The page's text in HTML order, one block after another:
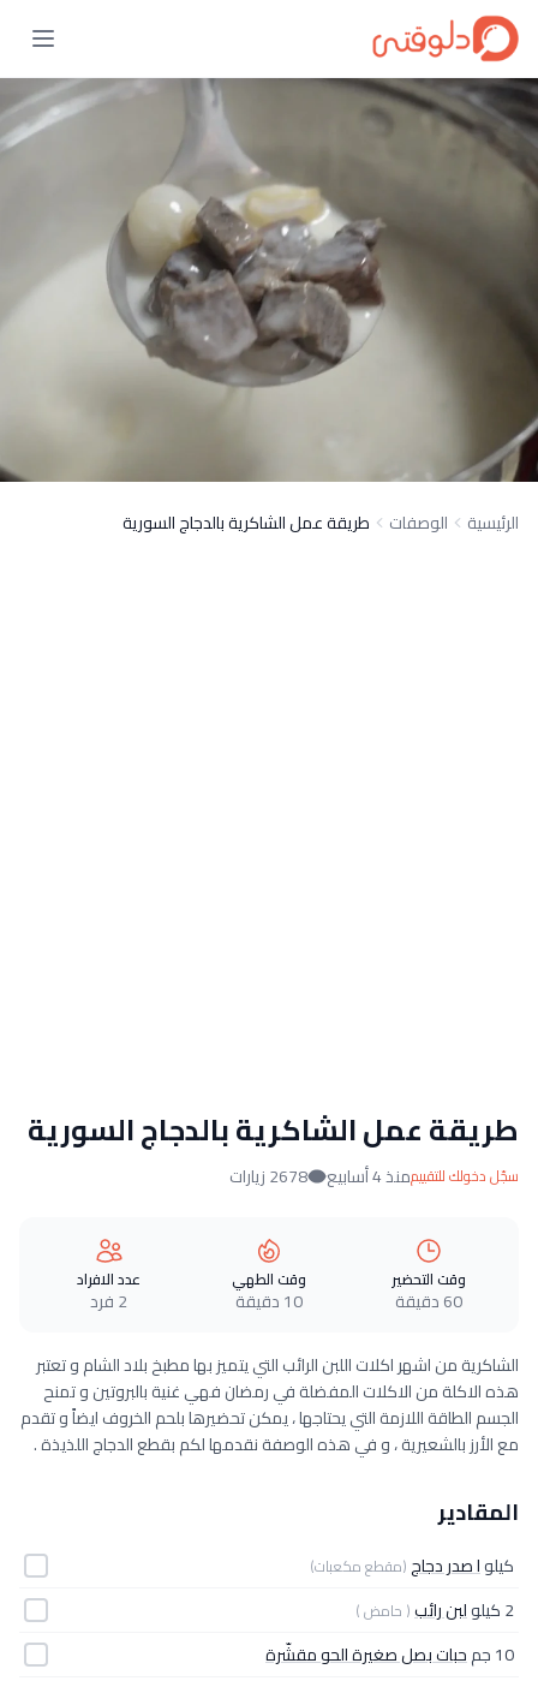
الرئيسية الوصفات طريقة عمل الشاكرية بالدجاج السورية
طريقة عمل الشاكرية بالدجاج السورية
سجّل دخولك للتقييممنذ 4 أسابيع 2678 زيارات
وقت التحضير
60 دقيقة
وقت الطهي
10 دقيقة
عدد الافراد
2 فرد
الشاكرية من اشهر اكلات اللبن الرائب التي يتميز بها مطبخ بلاد الشام و تعتبر
هذه الاكلة من الاكلات المفضلة في رمضان فهي غنية بالبروتين و تمنح
الجسم الطاقة اللازمة التي يحتاجها ، يمكن تحضيرها بلحم الخروف ايضاً و تقدم
مع الأرز بالشعيرية ، و في هذه الوصفة نقدمها لكم بقطع الدجاج اللذيذة .
المقادير
كيلوا صدر دجاج(مقطع مكعبات)
2 كيلو لبن رائب( حامض )
10 جم
حبات بصل صغيرة الحو مقشّرة